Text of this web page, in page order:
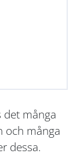
det många
och många
dessa.